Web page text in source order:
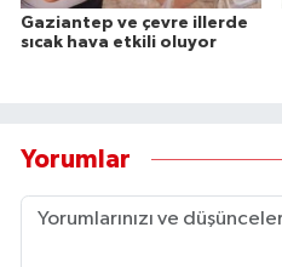
Gaziantep ve çevre illerde
sıcak hava etkili oluyor
Yorumlar